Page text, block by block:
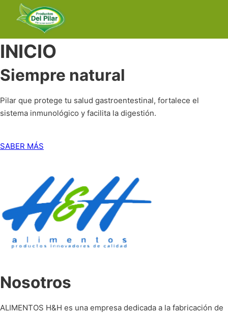
INICIO
Siempre natural
Pilar que protege tu salud gastroentestinal, fortalece el
sistema inmunológico y facilita la digestión.
SABER MÁS
Nosotros
ALIMENTOS H&H es una empresa dedicada a la fabricación de